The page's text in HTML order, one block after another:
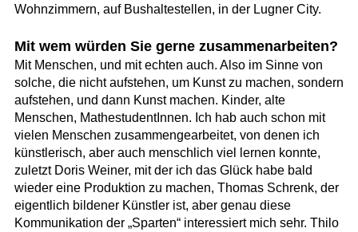
Wohnzimmern, auf Bushaltestellen, in der Lugner City.
Mit wem würden Sie gerne zusammenarbeiten?
Mit Menschen, und mit echten auch. Also im Sinne von
solche, die nicht aufstehen, um Kunst zu machen, sondern
aufstehen, und dann Kunst machen. Kinder, alte
Menschen, MathestudentInnen. Ich hab auch schon mit
vielen Menschen zusammengearbeitet, von denen ich
künstlerisch, aber auch menschlich viel lernen konnte,
zuletzt Doris Weiner, mit der ich das Glück habe bald
wieder eine Produktion zu machen, Thomas Schrenk, der
eigentlich bildener Künstler ist, aber genau diese
Kommunikation der „Sparten“ interessiert mich sehr. Thilo